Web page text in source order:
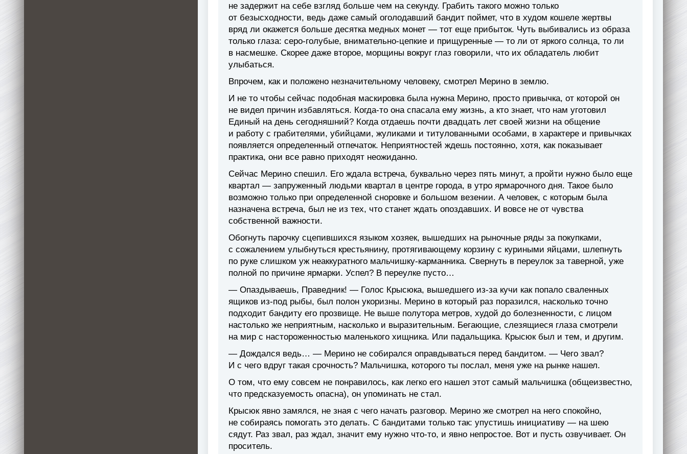
не задержит на себе взгляд больше чем на секунду. Грабить такого можно только
от безысходности, ведь даже самый оголодавший бандит поймет, что в худом кошеле жертвы
вряд ли окажется больше десятка медных монет — тот еще прибыток. Чуть выбивались из образа
только глаза: серо-голубые, внимательно-цепкие и прищуренные — то ли от яркого солнца, то ли
в насмешке. Скорее даже второе, морщины вокруг глаз говорили, что их обладатель любит
улыбаться.
Впрочем, как и положено незначительному человеку, смотрел Мерино в землю.
И не то чтобы сейчас подобная маскировка была нужна Мерино, просто привычка, от которой он
не видел причин избавляться. Когда-то она спасала ему жизнь, а кто знает, что нам уготовил
Единый на день сегодняшний? Когда отдаешь почти двадцать лет своей жизни на общение
и работу с грабителями, убийцами, жуликами и титулованными особами, в характере и привычках
появляется определенный отпечаток. Неприятностей ждешь постоянно, хотя, как показывает
практика, они все равно приходят неожиданно.
Сейчас Мерино спешил. Его ждала встреча, буквально через пять минут, а пройти нужно было еще
квартал — запруженный людьми квартал в центре города, в утро ярмарочного дня. Такое было
возможно только при определенной сноровке и большом везении. А человек, с которым была
назначена встреча, был не из тех, что станет ждать опоздавших. И вовсе не от чувства
собственной важности.
Обогнуть парочку сцепившихся языком хозяек, вышедших на рыночные ряды за покупками,
с сожалением улыбнуться крестьянину, протягивающему корзину с куриными яйцами, шлепнуть
по руке слишком уж неаккуратного мальчишку-карманника. Свернуть в переулок за таверной, уже
полной по причине ярмарки. Успел? В переулке пусто…
— Опаздываешь, Праведник! — Голос Крысюка, вышедшего из-за кучи как попало сваленных
ящиков из-под рыбы, был полон укоризны. Мерино в который раз поразился, насколько точно
подходит бандиту его прозвище. Не выше полутора метров, худой до болезненности, с лицом
настолько же неприятным, насколько и выразительным. Бегающие, слезящиеся глаза смотрели
на мир с настороженностью маленького хищника. Или падальщика. Крысюк был и тем, и другим.
— Дождался ведь… — Мерино не собирался оправдываться перед бандитом. — Чего звал?
И с чего вдруг такая срочность? Мальчишка, которого ты послал, меня уже на рынке нашел.
О том, что ему совсем не понравилось, как легко его нашел этот самый мальчишка (общеизвестно,
что предсказуемость опасна), он упоминать не стал.
Крысюк явно замялся, не зная с чего начать разговор. Мерино же смотрел на него спокойно,
не собираясь помогать это делать. С бандитами только так: упустишь инициативу — на шею
сядут. Раз звал, раз ждал, значит ему нужно что-то, и явно непростое. Вот и пусть озвучивает. Он
проситель.